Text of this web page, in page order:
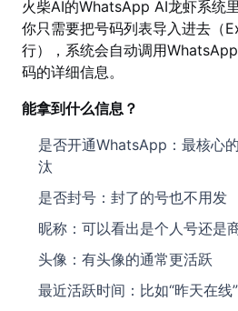
火柴AI的WhatsApp AI龙虾系统里
你只需要把号码列表导入进去（
行），系统会自动调用
码的详细信息。
能拿到什么信息？
是否开通WhatsApp：最核心
汰
是否封号：封了的号也不用发
昵称：可以看出是个人号还是
头像：有头像的通常更活跃
最近活跃时间：比如“昨天在线